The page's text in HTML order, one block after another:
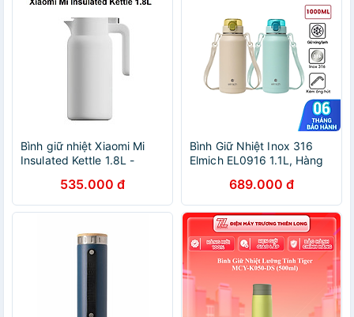
Bình giữ nhiệt Xiaomi Mi
Insulated Kettle 1.8L -
535.000 đ
Bình Giữ Nhiệt Inox 316
Elmich EL0916 1.1L, Hàng
Và Ống Hút - JoyMall
689.000 đ